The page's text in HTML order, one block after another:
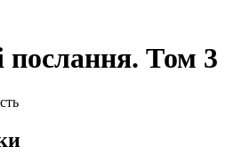
послання. Том 3